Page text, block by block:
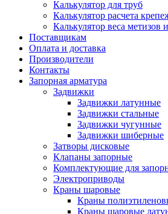
Калькулятор для труб
Калькулятор расчета
Калькулятор веса метизов
Поставщикам
Оплата и доставка
Производители
Контакты
Запорная арматура
Задвижки
Задвижки латунные
Задвижки стальные
Задвижки чугунные
Задвижки шиберные
Затворы дисковые
Клапаны запорные
Комплектующие для
Электроприводы
Краны шаровые
Краны
Краны шаровые